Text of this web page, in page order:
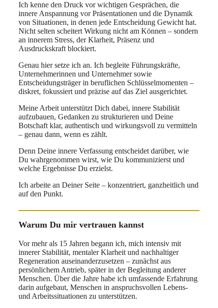
Ich kenne den Druck vor wichtigen Gesprächen, die
innere Anspannung vor Präsentationen und die Dynamik
von Situationen, in denen jede Entscheidung Gewicht hat.
Nicht selten scheitert Wirkung nicht am Können – sondern
an innerem Stress, der Klarheit, Präsenz und
Ausdruckskraft blockiert.
Genau hier setze ich an. Ich begleite Führungskräfte,
Unternehmerinnen und Unternehmer sowie
Entscheidungsträger in beruflichen Schlüsselmomenten –
diskret, fokussiert und präzise auf das Ziel ausgerichtet.
Meine Arbeit unterstützt Dich dabei, innere Stabilität
aufzubauen, Gedanken zu strukturieren und Deine
Botschaft klar, authentisch und wirkungsvoll zu vermitteln
– genau dann, wenn es zählt.
Denn Deine innere Verfassung entscheidet darüber, wie
Du wahrgenommen wirst, wie Du kommunizierst und
welche Ergebnisse Du erzielst.
Ich arbeite an Deiner Seite – konzentriert, ganzheitlich und
auf den Punkt.
Warum Du mir vertrauen kannst
Vor mehr als 15 Jahren begann ich, mich intensiv mit
innerer Stabilität, mentaler Klarheit und nachhaltiger
Regeneration auseinanderzusetzen – zunächst aus
persönlichem Antrieb, später in der Begleitung anderer
Menschen. Über die Jahre habe ich umfassende Erfahrung
darin aufgebaut, Menschen in anspruchsvollen Lebens-
und Arbeitssituationen zu unterstützen.